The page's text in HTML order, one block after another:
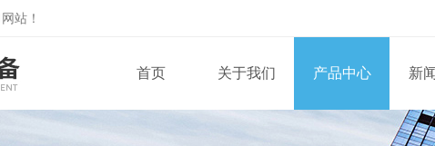
网站！
首页 关于我们 产品中心 新